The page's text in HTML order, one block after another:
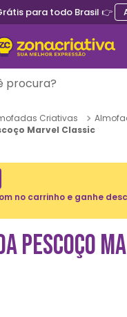
para todo Brasil 👉
Criativas
Marvel Classic
no carrinho e ganhe
PESCOÇO